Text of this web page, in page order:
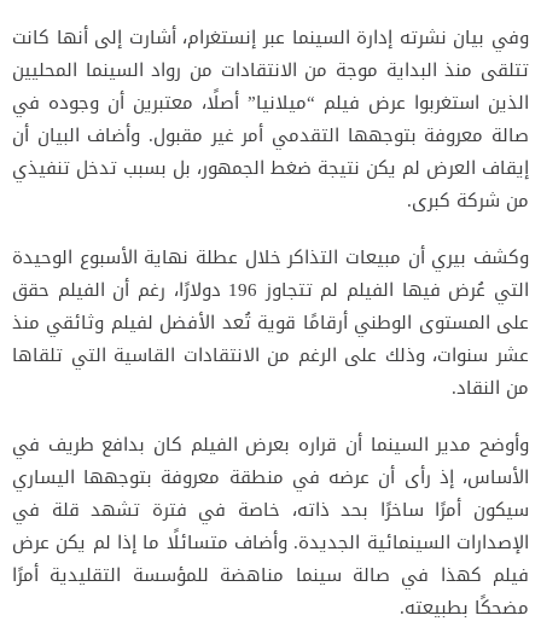
وفي بيان نشرته إدارة السينما عبر إنستغرام، أشارت إلى أنها كانت
تتلقى منذ البداية موجة من الانتقادات من رواد السينما المحليين
الذين استغربوا عرض فيلم “ميلانيا” أصلًا، معتبرين أن وجوده في
صالة معروفة بتوجهها التقدمي أمر غير مقبول. وأضاف البيان أن
إيقاف العرض لم يكن نتيجة ضغط الجمهور، بل بسبب تدخل تنفيذي
من شركة كبرى.
وكشف بيري أن مبيعات التذاكر خلال عطلة نهاية الأسبوع الوحيدة
التي عُرض فيها الفيلم لم تتجاوز 196 دولارًا، رغم أن الفيلم حقق
على المستوى الوطني أرقامًا قوية تُعد الأفضل لفيلم وثائقي منذ
عشر سنوات، وذلك على الرغم من الانتقادات القاسية التي تلقاها
من النقاد.
وأوضح مدير السينما أن قراره بعرض الفيلم كان بدافع طريف في
الأساس، إذ رأى أن عرضه في منطقة معروفة بتوجهها اليساري
سيكون أمرًا ساخرًا بحد ذاته، خاصة في فترة تشهد قلة في
الإصدارات السينمائية الجديدة. وأضاف متسائلًا ما إذا لم يكن عرض
فيلم كهذا في صالة سينما مناهضة للمؤسسة التقليدية أمرًا
مضحكًا بطبيعته.